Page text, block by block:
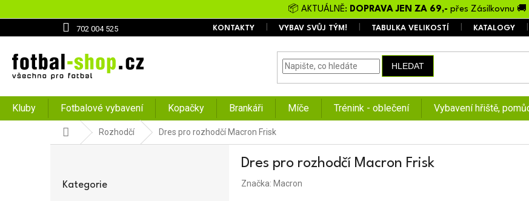
na
📦 AKTUÁLNĚ: DOPRAVA JEN ZA 69,- přes Zásilkovnu 🚚
702 004 525 KONTAKTY VYBAV SVŮJ TÝM! TABULKA VELIKOSTÍ KATALOGY
HLEDAT
Kluby Fotbalové vybavení Kopačky Brankáři Míče Trénink - oblečení Vybavení hřiště,
Domů Rozhodčí Dres pro rozhodčí Macron Frisk
kategorie
Kategorie
Dres pro rozhodčí Macron Frisk
Značka: Macron